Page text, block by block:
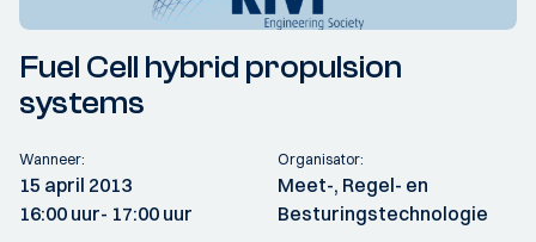
Fuel Cell hybrid propulsion
systems
Wanneer:
15 april 2013
16:00 uur- 17:00 uur
Organisator:
Meet-, Regel- en
Besturingstechnologie